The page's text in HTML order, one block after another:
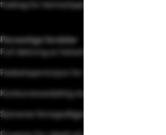
fradrag for lønnsslippen
Personlige fordeler
Full dekning av helsetjenester, tannlege og
Fødselspermisjon for mor og far
Konkurransedyktig startlønn og 401(k)-
Sjenerøs feriegodtgjørelse og fleksibel